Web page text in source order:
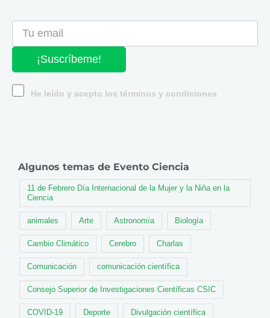
¡Suscríbeme!
He leído y acepto los términos y condiciones
Algunos temas de Evento Ciencia
11 de Febrero Día Internacional de la Mujer y la Niña en la
Ciencia
animales Arte Astronomía Biología
Cambio Climático Cerebro Charlas
Comunicación comunicación científica
Consejo Superior de Investigaciones Científicas CSIC
COVID-19 Deporte Divulgación científica